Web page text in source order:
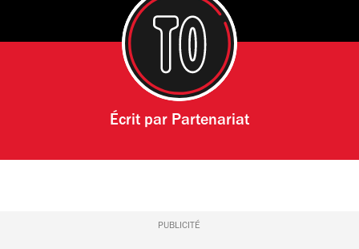
Écrit par Partenariat
PUBLICITÉ